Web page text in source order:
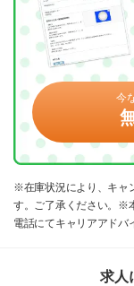
今
※在庫状況により、キャ
す。ご了承ください。※
電話にてキャリアアドバ
求人